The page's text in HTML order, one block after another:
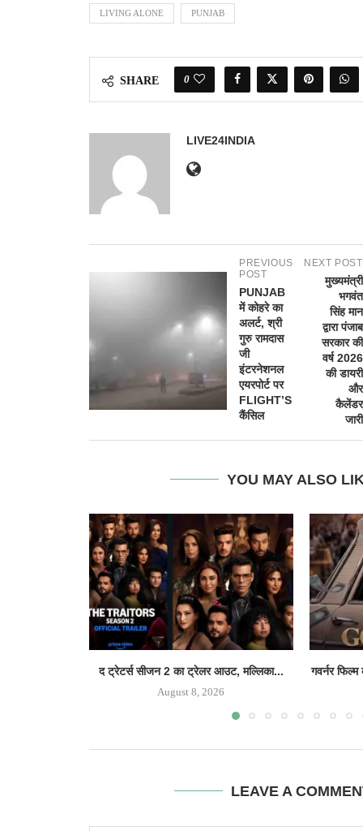
LIVING ALONE PUNJAB
SHARE 0
LIVE24INDIA
PREVIOUS
POST
PUNJAB
में कोहरे का
अलर्ट, श्री
गुरु रामदास
जी
इंटरनेशनल
एयरपोर्ट पर
FLIGHT’S
कैंसिल
NEXT POST
मुख्यमंत्री
भगवंत
सिंह मान
द्वारा पंजाब
सरकार की
वर्ष 2026
की डायरी
और
कैलेंडर
जारी
YOU MAY ALSO
द ट्रेटर्स सीजन 2 का ट्रेलर आउट, मल्लिका...
August 8, 2026
गवर्नर
LEAVE A